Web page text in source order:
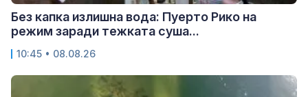
Без капка излишна вода: Пуерто Рико на
режим заради тежката суша...
10:45 • 08.08.26